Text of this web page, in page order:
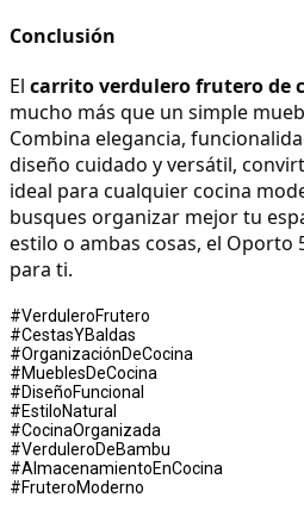
Conclusión
El carrito verdulero frutero de
mucho más que un simple
Combina elegancia,
diseño cuidado y versátil,
ideal para cualquier cocina
busques organizar mejor tu
estilo o ambas cosas, el Oporto
para ti.
#VerduleroFrutero
#CestasYBaldas
#OrganizaciónDeCocina
#MueblesDeCocina
#DiseñoFuncional
#EstiloNatural
#CocinaOrganizada
#VerduleroDeBambu
#AlmacenamientoEnCocina
#FruteroModerno